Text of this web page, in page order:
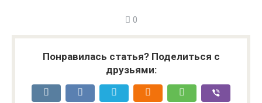
0
Понравилась статья? Поделиться с
друзьями: